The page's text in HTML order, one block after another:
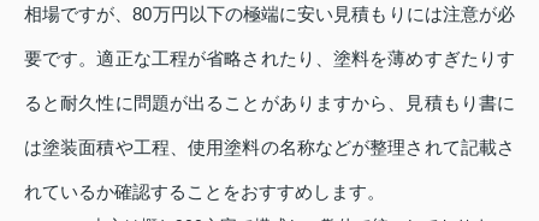
相場ですが、80万円以下の極端に安い見積もりには注意が必
要です。適正な工程が省略されたり、塗料を薄めすぎたりす
ると耐久性に問題が出ることがありますから、見積もり書に
は塗装面積や工程、使用塗料の名称などが整理されて記載さ
れているか確認することをおすすめします。